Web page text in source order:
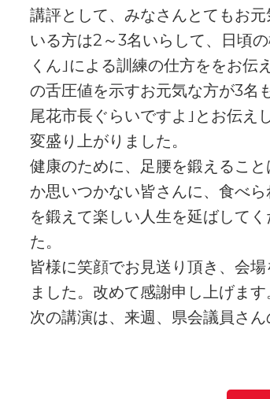
講評として、みなさんとてもお
いる方は2～3名いらして、日頃
くん｣による訓練の仕方ををお伝
の舌圧値を示すお元気な方が3名
尾花市長ぐらいですよ｣とお伝え
変盛り上がりました。
健康のために、足腰を鍛えるこ
か思いつかない皆さんに、食べ
を鍛えて楽しい人生を延ばして
た。
皆様に笑顔でお見送り頂き、会
ました。改めて感謝申し上げます
次の講演は、来週、県会議員さ